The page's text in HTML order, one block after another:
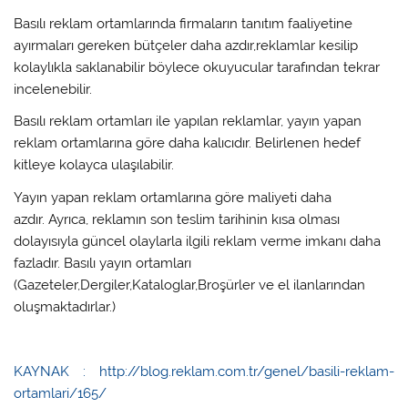
Basılı reklam ortamlarında firmaların tanıtım faaliyetine
ayırmaları gereken bütçeler daha azdır,reklamlar kesilip
kolaylıkla saklanabilir böylece okuyucular tarafından tekrar
incelenebilir.
Basılı reklam ortamları ile yapılan reklamlar, yayın yapan
reklam ortamlarına göre daha kalıcıdır. Belirlenen hedef
kitleye kolayca ulaşılabilir.
Yayın yapan reklam ortamlarına göre maliyeti daha
azdır. Ayrıca, reklamın son teslim tarihinin kısa olması
dolayısıyla güncel olaylarla ilgili reklam verme imkanı daha
fazladır. Basılı yayın ortamları
(Gazeteler,Dergiler,Kataloglar,Broşürler ve el ilanlarından
oluşmaktadırlar.)
KAYNAK : http://blog.reklam.com.tr/genel/basili-reklam-
ortamlari/165/